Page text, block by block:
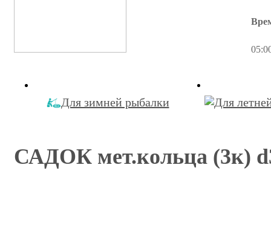
Для зимней рыбалки
САДОК мет.кольца (3к)